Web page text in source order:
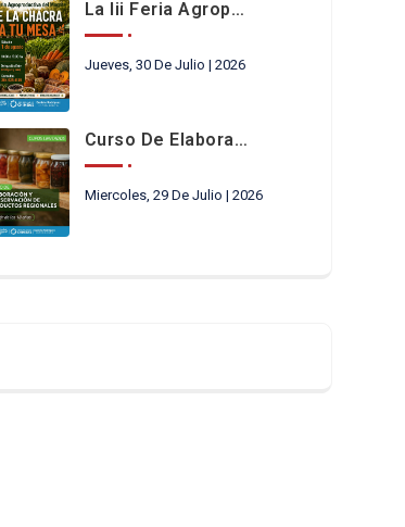
La Iii Feria Agroproductiva
Jueves, 30 De Julio | 2026
Curso De Elaboración Y Conservación De Productos Regionales
Miercoles, 29 De Julio | 2026